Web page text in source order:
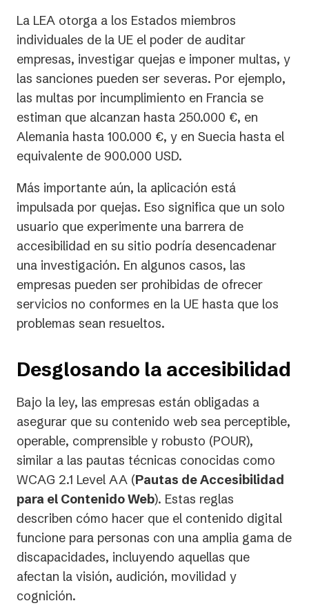
La LEA otorga a los Estados miembros
individuales de la UE el poder de auditar
empresas, investigar quejas e imponer multas, y
las sanciones pueden ser severas. Por ejemplo,
las multas por incumplimiento en Francia se
estiman que alcanzan hasta 250.000 €, en
Alemania hasta 100.000 €, y en Suecia hasta el
equivalente de 900.000 USD.
Más importante aún, la aplicación está
impulsada por quejas. Eso significa que un solo
usuario que experimente una barrera de
accesibilidad en su sitio podría desencadenar
una investigación. En algunos casos, las
empresas pueden ser prohibidas de ofrecer
servicios no conformes en la UE hasta que los
problemas sean resueltos.
Desglosando la accesibilidad
Bajo la ley, las empresas están obligadas a
asegurar que su contenido web sea perceptible,
operable, comprensible y robusto (POUR),
similar a las pautas técnicas conocidas como
WCAG 2.1 Level AA (Pautas de Accesibilidad
para el Contenido Web). Estas reglas
describen cómo hacer que el contenido digital
funcione para personas con una amplia gama de
discapacidades, incluyendo aquellas que
afectan la visión, audición, movilidad y
cognición.